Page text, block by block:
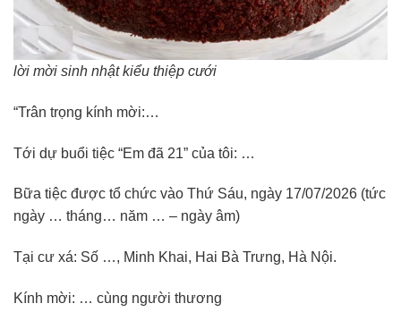
lời mời sinh nhật kiểu thiệp cưới
“Trân trọng kính mời:…
Tới dự buổi tiệc “Em đã 21” của tôi: …
Bữa tiệc được tổ chức vào Thứ Sáu, ngày 17/07/2026 (tức
ngày … tháng… năm … – ngày âm)
Tại cư xá: Số …, Minh Khai, Hai Bà Trưng, Hà Nội.
Kính mời: … cùng người thương